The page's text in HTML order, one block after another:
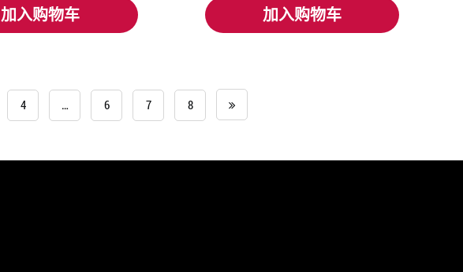
加入购物车
加入购物车
加入购物车
加入购物车
4 … 6 7 8